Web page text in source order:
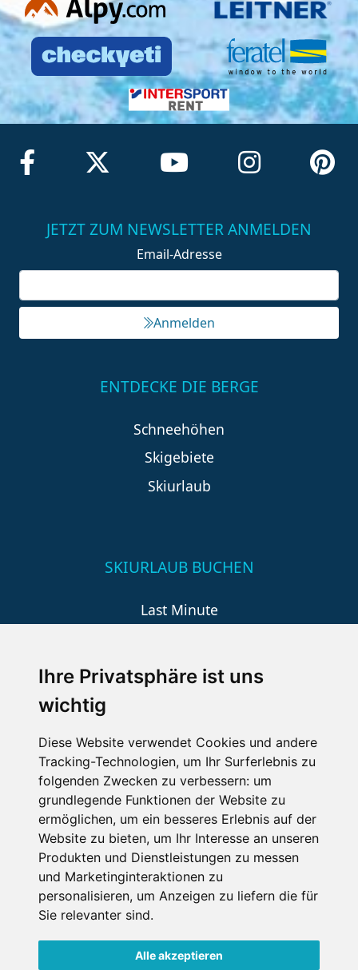
Ihre Privatsphäre ist uns
wichtig
Diese Website verwendet Cookies und andere
Tracking-Technologien, um Ihr Surferlebnis zu
folgenden Zwecken zu verbessern: um
grundlegende Funktionen der Website zu
ermöglichen, um ein besseres Erlebnis auf der
Website zu bieten, um Ihr Interesse an unseren
Produkten und Dienstleistungen zu messen
und Marketinginteraktionen zu
personalisieren, um Anzeigen zu liefern die für
Sie relevanter sind.
Alle akzeptieren
JETZT ZUM NEWSLETTER ANMELDEN
Email-Adresse
Anmelden
ENTDECKE DIE BERGE
Schneehöhen
Skigebiete
Skiurlaub
SKIURLAUB BUCHEN
Last Minute
Wellness
SCHNEEHÖHEN SKI APP
Die Schneehoehen Ski APP für iOS und Android - Ein
Muss für alle Wintersportler und Schneefreaks!